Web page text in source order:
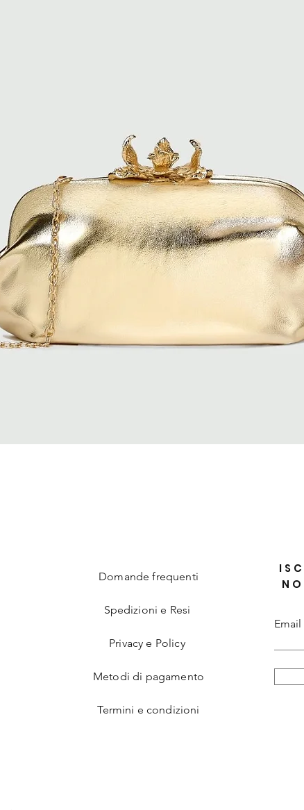
Domande frequenti
Spedizioni e Resi
Privacy e Policy
Metodi di pagamento
Termini e condizioni
Email